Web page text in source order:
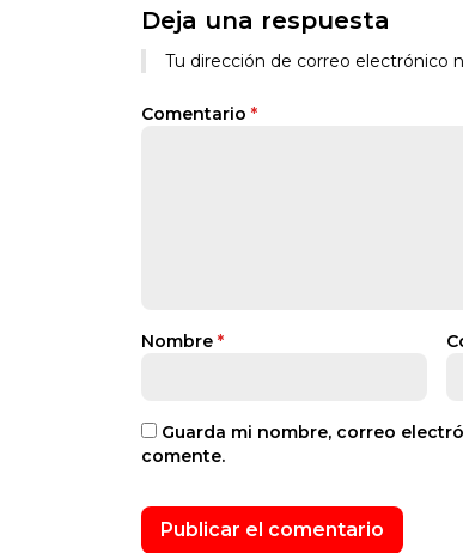
Deja una respuesta
Tu dirección de correo electrónico
Comentario *
Nombre *
Guarda mi nombre, correo
comente.